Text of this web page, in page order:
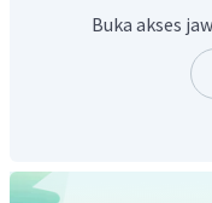
sehingga
ditempuh melalui jalur
Jadi, jawaban yang
Buka akses